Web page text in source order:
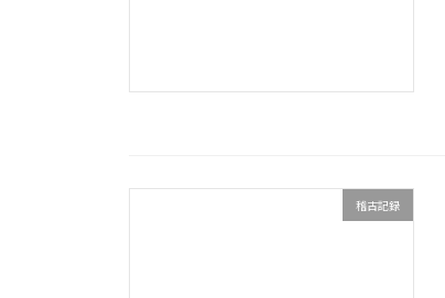
稽古記録